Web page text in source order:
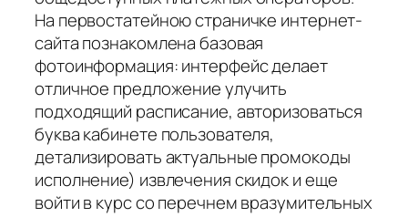
На первостатейною страничке интернет-
сайта познакомлена базовая
фотоинформация: интерфейс делает
отличное предложение улучить
подходящий расписание, авторизоваться
буква кабинете пользователя,
детализировать актуальные промокоды
исполнение) извлечения скидок и еще
войти в курс со перечнем вразумительных